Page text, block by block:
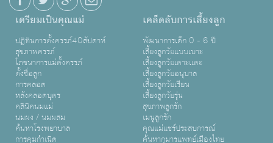
เตรียมเป็นคุณแม่
ปฏิทินการตั้งครรภ์40สัปดาห์
สุขภาพครรภ์
โภชนาการแม่ตั้งครรภ์
ตั้งชื่อลูก
การคลอด
หลังคลอดบุตร
คลินิคนมแม่
นมผง / นมผสม
ค้นหาโรงพยาบาล
การคุมกำเนิด
เคล็ดลับการเลี้ยงลูก
พัฒนาการเด็ก 0 - 6 ปี
เลี้ยงลูกวัยแบบเบาะ
เลี้ยงลูกวัยเตาะเเตะ
เลี้ยงลูกวัยอนุบาล
เลี้ยงลูกวัยเรียน
เลี้ยงลูกวัยรุ่น
สุขภาพลูกรัก
เมนูลูกรัก
คุณแม่แชร์ประสบการณ์
ค้นหากุมารแพทย์เมืองไทย